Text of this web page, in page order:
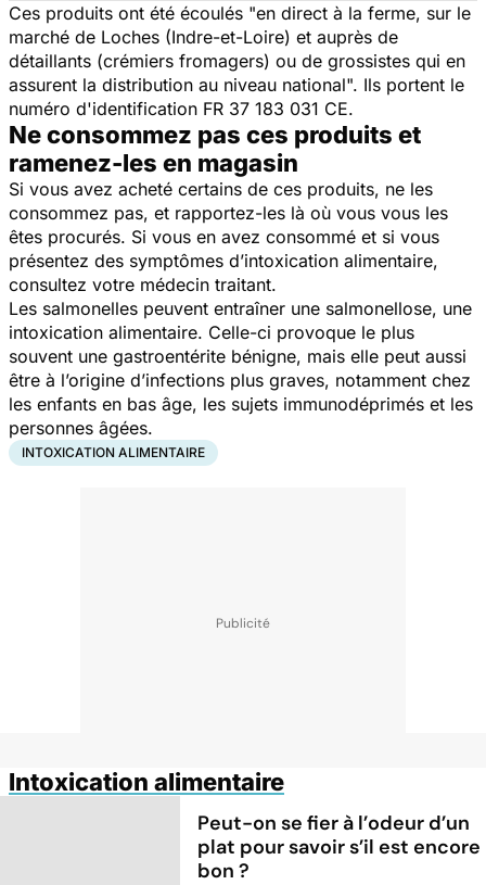
Ces produits ont été écoulés "en direct à la ferme, sur le
marché de Loches (Indre-et-Loire) et auprès de
détaillants (crémiers fromagers) ou de grossistes qui en
assurent la distribution au niveau national". Ils portent le
numéro d'identification FR 37 183 031 CE.
Ne consommez pas ces produits et
ramenez-les en magasin
Si vous avez acheté certains de ces produits, ne les
consommez pas, et rapportez-les là où vous vous les
êtes procurés. Si vous en avez consommé et si vous
présentez des symptômes d’intoxication alimentaire,
consultez votre médecin traitant.
Les salmonelles peuvent entraîner une salmonellose, une
intoxication alimentaire. Celle-ci provoque le plus
souvent une gastroentérite bénigne, mais elle peut aussi
être à l’origine d’infections plus graves, notamment chez
les enfants en bas âge, les sujets immunodéprimés et les
personnes âgées.
INTOXICATION ALIMENTAIRE
Intoxication alimentaire
Peut-on se fier à l’odeur d’un
plat pour savoir s’il est encore
bon ?